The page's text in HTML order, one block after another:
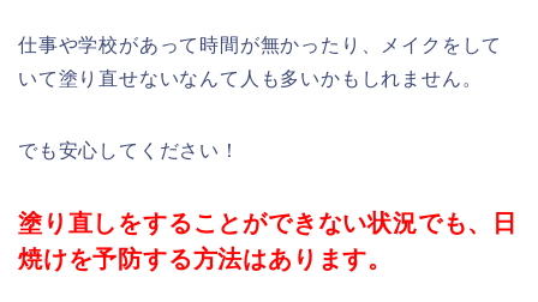
仕事や学校があって時間が無かったり、メイクをして
いて塗り直せないなんて人も多いかもしれません。
でも安心してください！
塗り直しをすることができない状況でも、日
焼けを予防する方法はあります。